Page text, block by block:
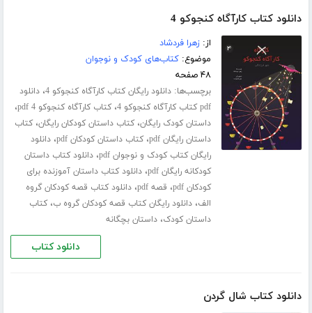
دانلود کتاب کارآگاه کنجوکو 4
از:زهرا فردشاد
موضوع:کتاب‌های کودک و نوجوان
۴۸ صفحه
برچسب‌ها:دانلود رایگان کتاب کارآگاه کنجوکو 4 ،دانلود
pdf کتاب کارآگاه کنجوکو 4
،کتاب کارآگاه کنجوکو 4 pdf ،
داستان کودک رایگان،کتاب داستان کودکان رایگان،کتاب
داستان رایگان pdf
،کتاب داستان کودکان pdf ،دانلود
رایگان کتاب کودک و نوجوان pdf
،دانلود کتاب داستان
کودکانه رایگان pdf
،دانلود کتاب داستان آموزنده برای
کودکان pdf
، قصه pdf ،دانلود کتاب قصه کودکان گروه
الف،دانلود رایگان کتاب قصه کودکان گروه ب،کتاب
داستان کودک،داستان بچگانه
دانلود کتاب
دانلود کتاب شال گردن